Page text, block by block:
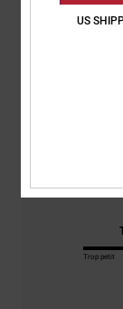
Trop petit
US